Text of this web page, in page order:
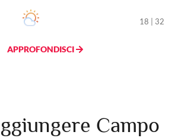
18 | 32
APPROFONDISCI
Campo